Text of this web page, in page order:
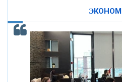
ОНАС
КОНТАКТЫ